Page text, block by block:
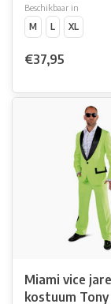
Beschikbaar in
M
L XL
€37,95
Miami vice
kostuum